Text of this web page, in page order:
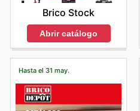
Brico Stock
Abrir catálogo
Hasta el 31 may.